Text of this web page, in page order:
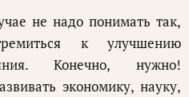
не надо понимать так,
к улучшению
Конечно, нужно!
экономику, науку,